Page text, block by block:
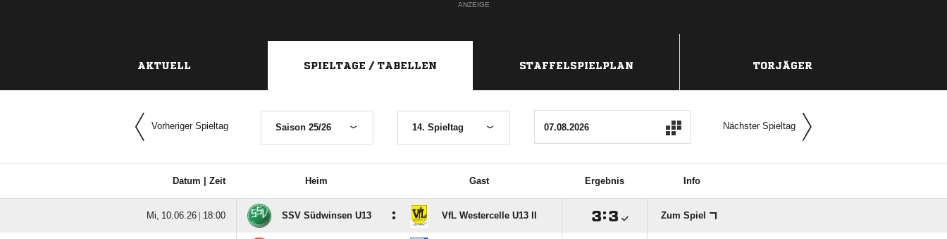
ANZEIGE
AKTUELL SPIELTAGE / TABELLEN STAFFELSPIELPLAN TORJÄGER
Vorheriger Spieltag Saison 25/26 14. Spieltag Nächster Spieltag
Datum | Zeit Heim Gast Ergebnis Info
  |  SSV Südwinsen U13 : VfL Westercelle U13 II : Zum Spiel